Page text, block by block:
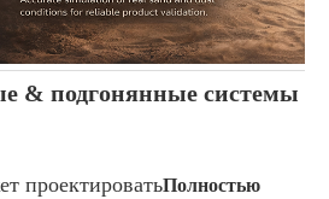
& подгонянные системы
проектироватьПолностью